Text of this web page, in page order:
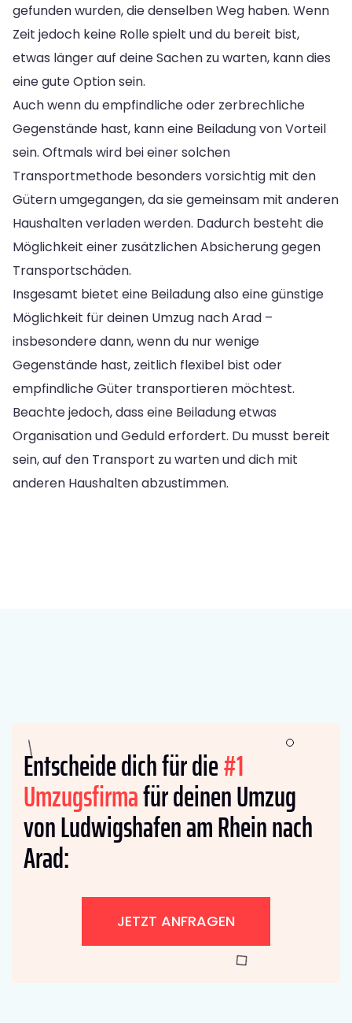
gefunden wurden, die denselben Weg haben. Wenn
Zeit jedoch keine Rolle spielt und du bereit bist,
etwas länger auf deine Sachen zu warten, kann dies
eine gute Option sein.
Auch wenn du empfindliche oder zerbrechliche
Gegenstände hast, kann eine Beiladung von Vorteil
sein. Oftmals wird bei einer solchen
Transportmethode besonders vorsichtig mit den
Gütern umgegangen, da sie gemeinsam mit anderen
Haushalten verladen werden. Dadurch besteht die
Möglichkeit einer zusätzlichen Absicherung gegen
Transportschäden.
Insgesamt bietet eine Beiladung also eine günstige
Möglichkeit für deinen Umzug nach Arad –
insbesondere dann, wenn du nur wenige
Gegenstände hast, zeitlich flexibel bist oder
empfindliche Güter transportieren möchtest.
Beachte jedoch, dass eine Beiladung etwas
Organisation und Geduld erfordert. Du musst bereit
sein, auf den Transport zu warten und dich mit
anderen Haushalten abzustimmen.
Entscheide dich für die#1
Umzugsfirmafür deinen Umzug
von Ludwigshafen am Rhein nach
Arad:
JETZT ANFRAGEN